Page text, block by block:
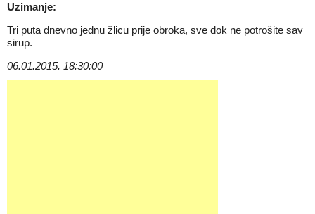
Uzimanje:
Tri puta dnevno jednu žlicu prije obroka, sve dok ne potrošite sav
sirup.
06.01.2015. 18:30:00